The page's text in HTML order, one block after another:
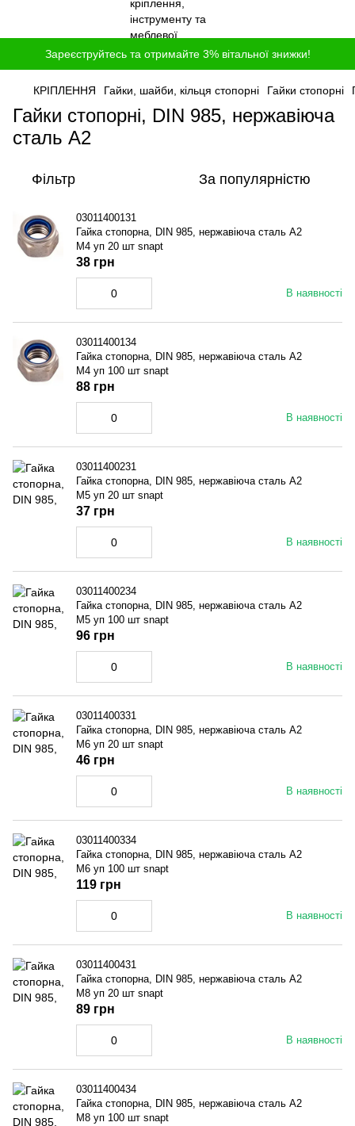
Зареєструйтесь та отримайте 3% вітальної знижки!
КРІПЛЕННЯ Гайки, шайби, кільця стопорні Гайки стопорні
Гайки стопорні, DIN 985, нержавіюча
сталь A2
Фільтр За популярністю
03011400131
Гайка стопорна, DIN 985, нержавіюча сталь A2
M4 уп 20 шт snapt
В наявності
38 грн
03011400134
Гайка стопорна, DIN 985, нержавіюча сталь A2
M4 уп 100 шт snapt
В наявності
88 грн
03011400231
Гайка стопорна, DIN 985, нержавіюча сталь A2
M5 уп 20 шт snapt
В наявності
37 грн
03011400234
Гайка стопорна, DIN 985, нержавіюча сталь A2
M5 уп 100 шт snapt
В наявності
96 грн
03011400331
Гайка стопорна, DIN 985, нержавіюча сталь A2
M6 уп 20 шт snapt
В наявності
46 грн
03011400334
Гайка стопорна, DIN 985, нержавіюча сталь A2
M6 уп 100 шт snapt
В наявності
119 грн
03011400431
Гайка стопорна, DIN 985, нержавіюча сталь A2
M8 уп 20 шт snapt
В наявності
89 грн
03011400434
Гайка стопорна, DIN 985, нержавіюча сталь A2
M8 уп 100 шт snapt